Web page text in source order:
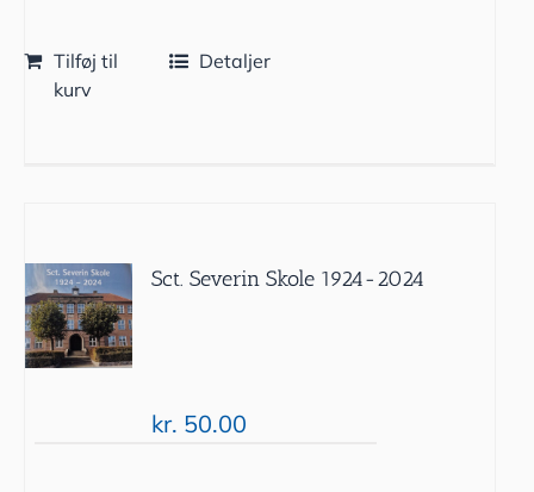
Tilføj til
kurv
Detaljer
Sct. Severin Skole 1924-2024
kr. 50.00